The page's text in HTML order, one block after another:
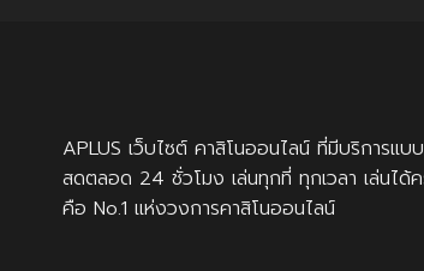
APLUS เว็บไซต์ คาสิโนออนไลน์ ที่มีบริการแ
สดตลอด 24 ชั่วโมง เล่นทุกที่ ทุกเวลา เล่นได้
คือ No.1 แห่งวงการคาสิโนออนไลน์